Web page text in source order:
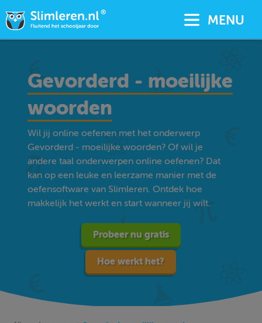
MENU
Gevorderd - moeilijke
woorden
Wil jij online oefenen met het onderwerp
Gevorderd - moeilijke woorden? Of wil je
andere taal onderwerpen online oefenen? Dat
kan op een leuke en leerzame manier met de
oefensoftware van Slimleren. Ontdek hoe
makkelijk het werkt en start wanneer jij wilt.
Probeer nu gratis
Hoe werkt het?